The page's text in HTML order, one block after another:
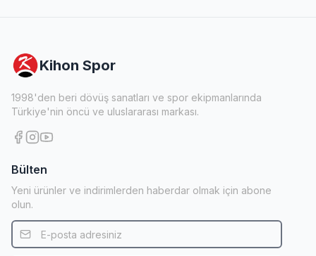
Kihon Spor
1998'den beri dövüş sanatları ve spor ekipmanlarında
Türkiye'nin öncü ve uluslararası markası.
Bülten
Yeni ürünler ve indirimlerden haberdar olmak için abone
olun.